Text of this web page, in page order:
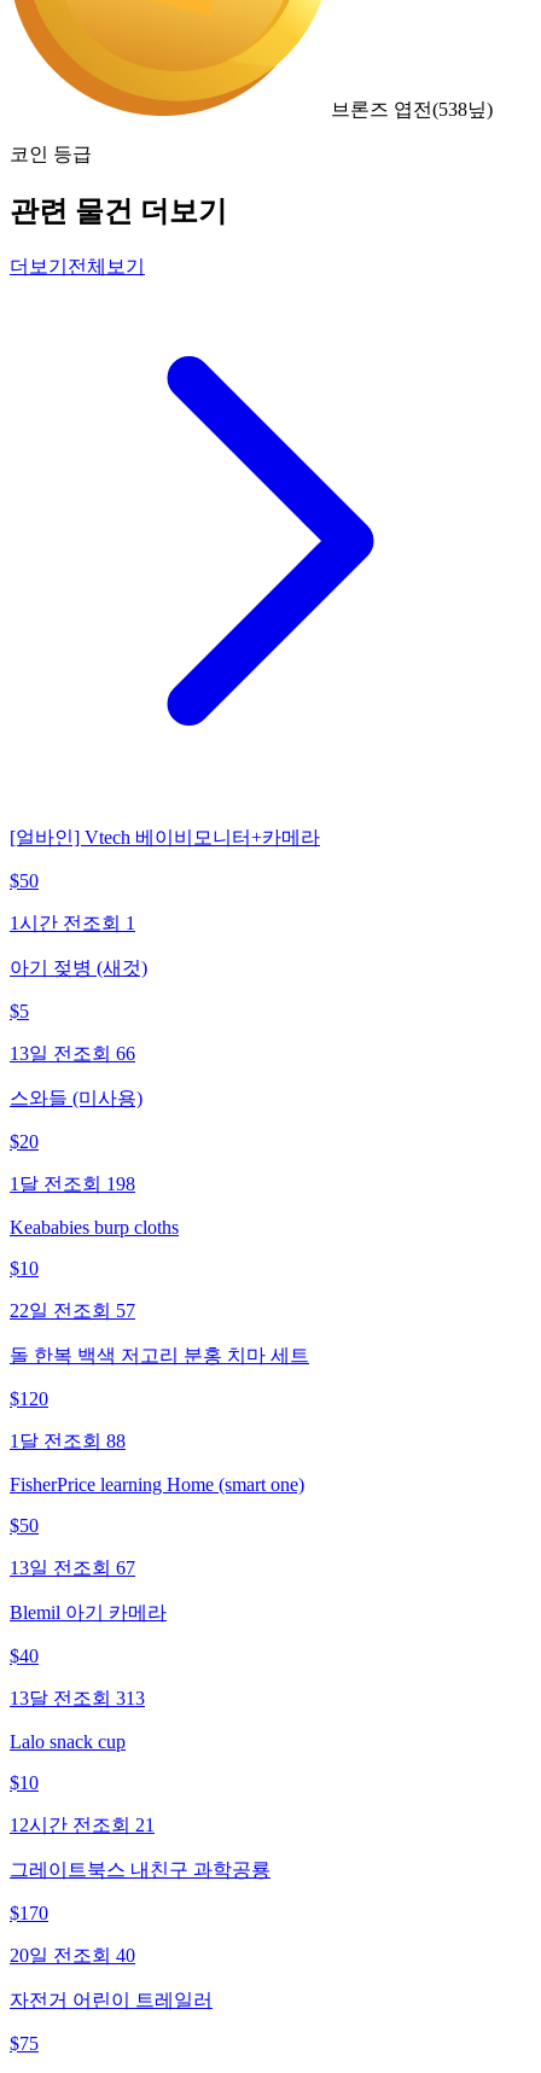
브론즈 엽전(538닢)
코인 등급
관련 물건 더보기
더보기 전체보기
[얼바인] Vtech 베이비모니터+카메라
$50
1시간 전 조회 1
아기 젖병 (새것)
$5
13일 전 조회 66
스와들 (미사용)
$20
1달 전 조회 198
Keababies burp cloths
$10
22일 전 조회 57
돌 한복 백색 저고리 분홍 치마 세트
$120
1달 전 조회 88
FisherPrice learning Home (smart one)
$50
13일 전 조회 67
Blemil 아기 카메라
$40
13달 전 조회 313
Lalo snack cup
$10
12시간 전 조회 21
그레이트북스 내친구 과학공룡
$170
20일 전 조회 40
자전거 어린이 트레일러
$75